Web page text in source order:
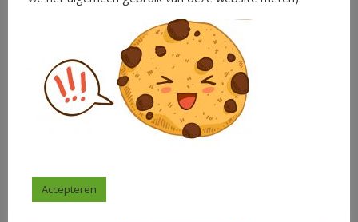
Celine Rooyakkers
In winkelwagen
Accepteren